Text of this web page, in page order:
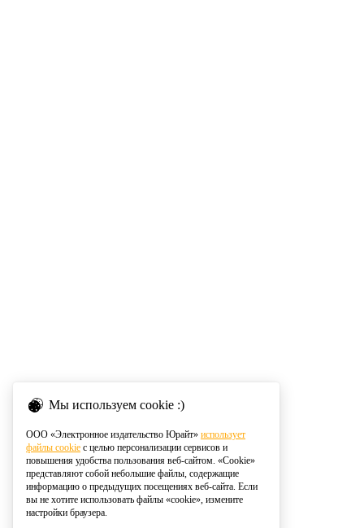
Мы используем cookie :)
ООО «Электронное издательство Юрайт» использует
файлы cookie с целью персонализации сервисов и
повышения удобства пользования веб-сайтом. «Cookie»
представляют собой небольшие файлы, содержащие
информацию о предыдущих посещениях веб-сайта. Если
вы не хотите использовать файлы «cookie», измените
настройки браузера.